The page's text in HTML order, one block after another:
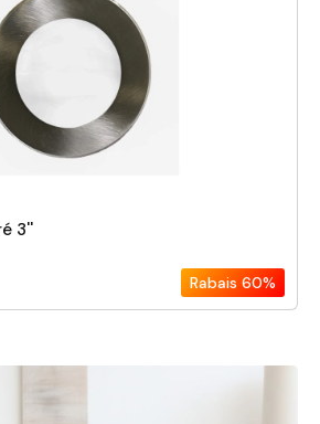
3''
Rabais 60%